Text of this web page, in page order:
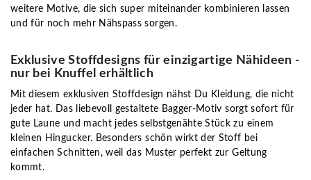
weitere Motive, die sich super miteinander kombinieren lassen
und für noch mehr Nähspass sorgen.
Exklusive Stoffdesigns für einzigartige Nähideen -
nur bei Knuffel erhältlich
Mit diesem exklusiven Stoffdesign nähst Du Kleidung, die nicht
jeder hat. Das liebevoll gestaltete Bagger-Motiv sorgt sofort für
gute Laune und macht jedes selbstgenähte Stück zu einem
kleinen Hingucker. Besonders schön wirkt der Stoff bei
einfachen Schnitten, weil das Muster perfekt zur Geltung
kommt.